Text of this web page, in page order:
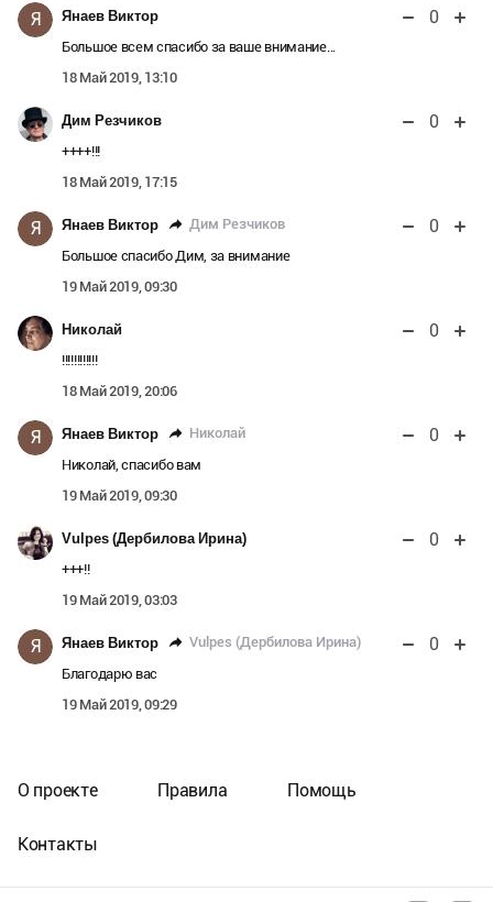
Я Янаев Виктор 0
Большое всем спасибо за ваше внимание...
18 Май 2019, 13:10
Дим Резчиков 0
++++!!!
18 Май 2019, 17:15
Я Янаев Виктор Дим Резчиков 0
Большое спасибо Дим, за внимание
19 Май 2019, 09:30
Николай 0
!!!!!!!!!!!!
18 Май 2019, 20:06
Я Янаев Виктор Николай 0
Николай, спасибо вам
19 Май 2019, 09:30
Vulpes (Дербилова Ирина) 0
+++!!
19 Май 2019, 03:03
Я Янаев Виктор Vulpes (Дербилова Ирина) 0
Благодарю вас
19 Май 2019, 09:29
О проекте Правила Помощь
Контакты